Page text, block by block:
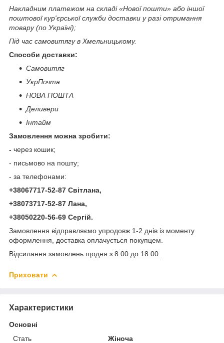
Накладним платежом на складі «Нової пошти» або іншої
поштової кур'єрської служби доставки у разі отримання
товару (по Україні);
Під час самовитягу в Хмельницькому.
Способи доставки:
Самовитяг
УкрПочта
НОВА ПОШТА
Деливери
Інтайм
Замовлення можна зробити:
- через кошик;
- письмово на пошту;
- за телефонами:
+38067717-52-87 Світлана,
+38073717-52-87 Лана,
+38050220-56-69 Сергій.
Замовлення відправляємо упродовж 1-2 днів із моменту
оформлення, доставка оплачується покупцем.
Відсилання замовлень щодня з 8.00 до 18.00.
Приховати
Характеристики
Основні
Стать
Жіноча